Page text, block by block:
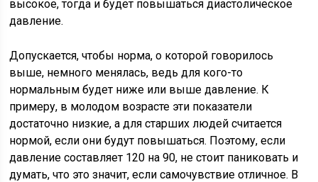
высокое, тогда и будет повышаться диастолическое
давление.
Допускается, чтобы норма, о которой говорилось
выше, немного менялась, ведь для кого-то
нормальным будет ниже или выше давление. К
примеру, в молодом возрасте эти показатели
достаточно низкие, а для старших людей считается
нормой, если они будут повышаться. Поэтому, если
давление составляет 120 на 90, не стоит паниковать и
думать, что это значит, если самочувствие отличное. В